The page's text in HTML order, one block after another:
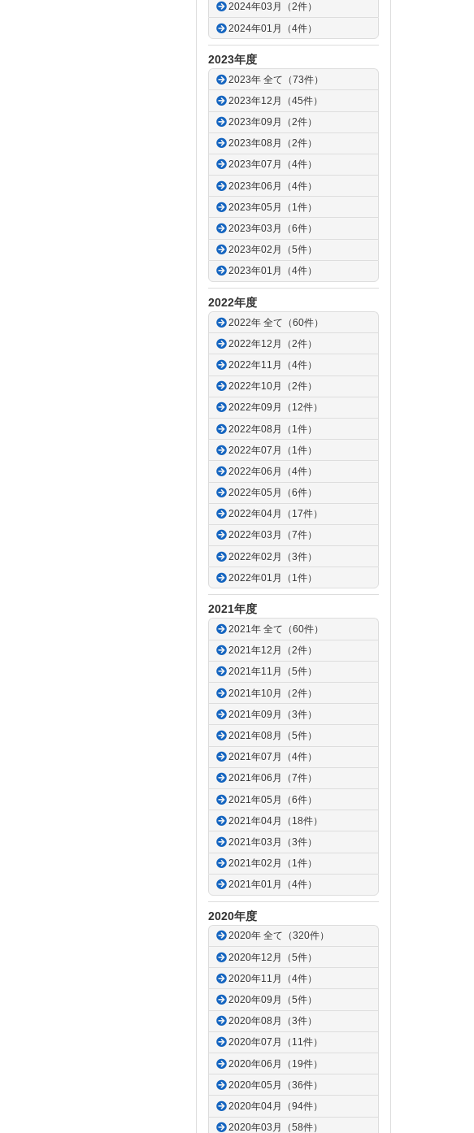
2024年03月（2件）
2024年01月（4件）
2023年度
2023年 全て（73件）
2023年12月（45件）
2023年09月（2件）
2023年08月（2件）
2023年07月（4件）
2023年06月（4件）
2023年05月（1件）
2023年03月（6件）
2023年02月（5件）
2023年01月（4件）
2022年度
2022年 全て（60件）
2022年12月（2件）
2022年11月（4件）
2022年10月（2件）
2022年09月（12件）
2022年08月（1件）
2022年07月（1件）
2022年06月（4件）
2022年05月（6件）
2022年04月（17件）
2022年03月（7件）
2022年02月（3件）
2022年01月（1件）
2021年度
2021年 全て（60件）
2021年12月（2件）
2021年11月（5件）
2021年10月（2件）
2021年09月（3件）
2021年08月（5件）
2021年07月（4件）
2021年06月（7件）
2021年05月（6件）
2021年04月（18件）
2021年03月（3件）
2021年02月（1件）
2021年01月（4件）
2020年度
2020年 全て（320件）
2020年12月（5件）
2020年11月（4件）
2020年09月（5件）
2020年08月（3件）
2020年07月（11件）
2020年06月（19件）
2020年05月（36件）
2020年04月（94件）
2020年03月（58件）